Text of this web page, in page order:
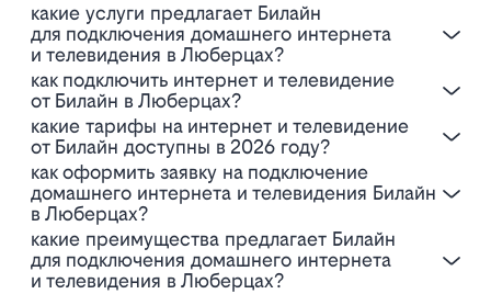
Какие услуги предлагает Билайн
для подключения домашнего интернета
и телевидения в Люберцах?
Как подключить интернет и телевидение
от Билайн в Люберцах?
Какие тарифы на интернет и телевидение
от Билайн доступны в 2026 году?
Как оформить заявку на подключение
домашнего интернета и телевидения Билайн
в Люберцах?
Какие преимущества предлагает Билайн
для подключения домашнего интернета
и телевидения в Люберцах?